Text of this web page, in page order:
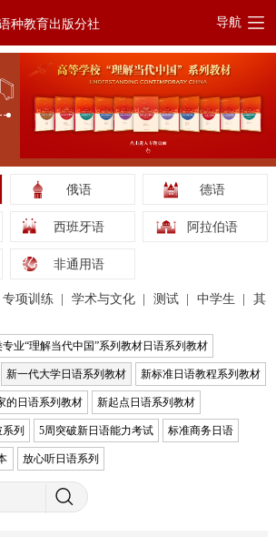
种教育出版分社 导航
俄语 德语
西班牙语 阿拉伯语
非通用语
专项训练 学术与文化 测试 中学生
其
业“理解当代中国”系列教材日语系列教材
新一代大学日语系列教材 新标准日语教程系列教材
的日语系列教材 新起点日语系列教材
列 5周突破新日语能力考试 标准商务日语
放心听日语系列